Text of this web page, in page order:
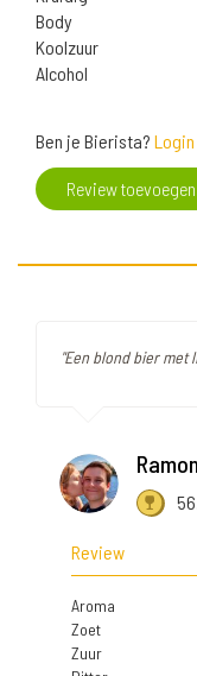
Body
Koolzuur
Alcohol
Ben je Bierista? Login
Review toevoegen
"Een blond bier met
Review
Aroma
Zoet
Zuur